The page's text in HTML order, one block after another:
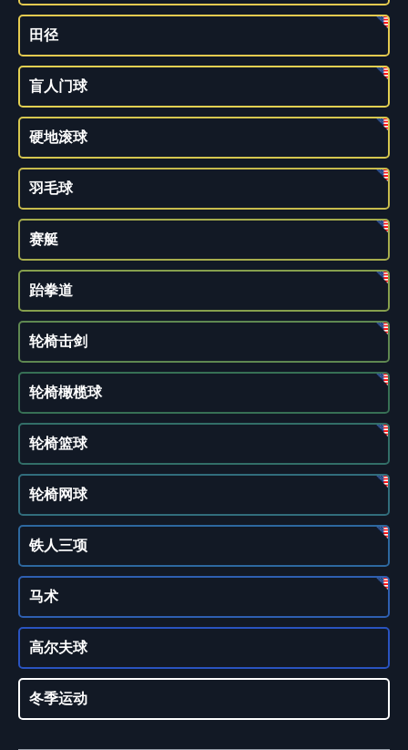
田径
盲人门球
硬地滚球
羽毛球
赛艇
跆拳道
轮椅击剑
轮椅橄榄球
轮椅篮球
轮椅网球
铁人三项
马术
高尔夫球
冬季运动